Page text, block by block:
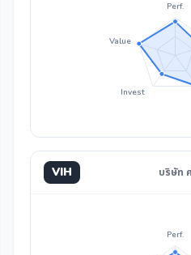
Perf.
Invest
Value
VIH บริษัท
Perf.